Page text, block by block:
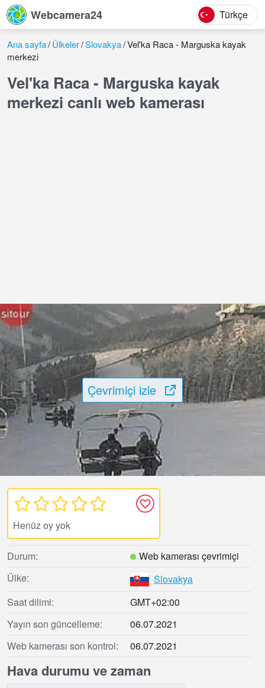
Webcamera24 Türkçe
Ana sayfa Ülkeler Slovakya Vel'ka Raca - Marguska kayak
merkezi
Vel'ka Raca - Marguska kayak
merkezi canlı web kamerası
Çevrimiçi izle
Henüz oy yok
Durum:
Web kamerası çevrimiçi
Ülke:
Slovakya
Saat dilimi:
GMT+02:00
Yayın son güncelleme:
06.07.2021
Web kamerası son kontrol:
06.07.2021
Hava durumu ve zaman